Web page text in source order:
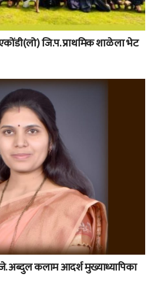
जि.प. प्राथमिक शाळेला भेट
अब्दुल कलाम आदर्श मुख्याध्यापिका